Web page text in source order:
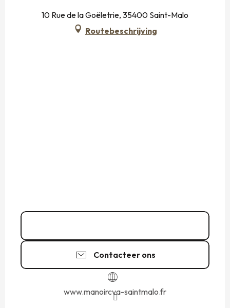
10 Rue de la Goëletrie, 35400 Saint-Malo
Routebeschrijving
Contacteer ons
www.manoircva-saintmalo.fr